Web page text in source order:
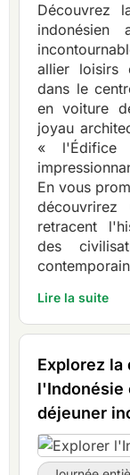
Découvrez
indonésien
allier loisirs
dans le
en voiture
joyau
« l'Édifice
En vous
retracent
des
Lire la suite
Explorez
l'Indonésie
déjeuner